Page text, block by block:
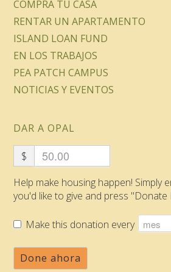
COMPRA TU CASA
RENTAR UN APARTAMENTO
ISLAND LOAN FUND
EN LOS TRABAJOS
PEA PATCH CAMPUS
NOTICIAS Y EVENTOS
DAR A OPAL
$
Help make housing happen! Simply
you'd like to give and press "Donate
Make this donation every
Done ahora